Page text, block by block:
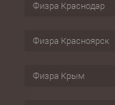
Физра Краснодар
Физра Красноярск
Физра Крым